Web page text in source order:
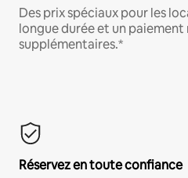
Des prix spéciaux pour les
longue durée et un paiement
supplémentaires.*
Réservez en toute confiance